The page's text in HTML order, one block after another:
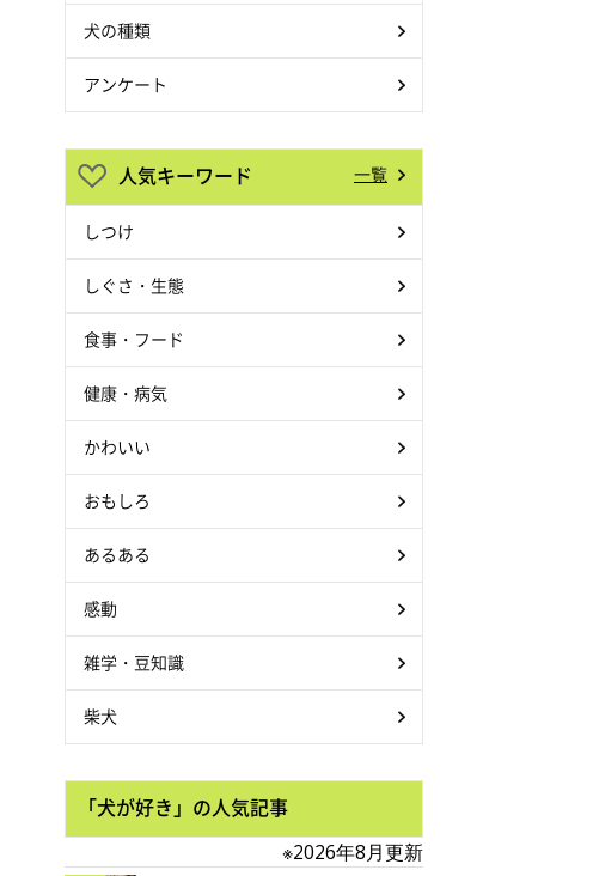
犬の種類
アンケート
人気キーワード 一覧
しつけ
しぐさ・生態
食事・フード
健康・病気
かわいい
おもしろ
あるある
感動
雑学・豆知識
柴犬
「犬が好き」の人気記事
※2026年8月更新